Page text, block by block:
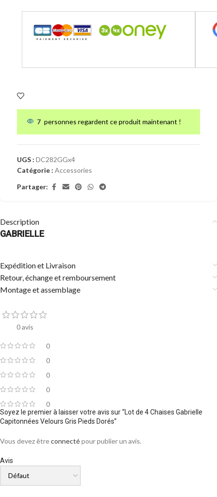
7 personnes regardent ce produit maintenant !
UGS : DC282GGx4
Catégorie : Accessories
Partager:
Description
GABRIELLE
Expédition et Livraison
Retour, échange et remboursement
Montage et assemblage
0 avis
0
0
0
0
0
Avis
Soyez le premier à laisser votre avis sur “Lot de 4 Chaises Gabrielle
Capitonnées Velours Gris Pieds Dorés”
Vous devez êtreconnectépour publier un avis.